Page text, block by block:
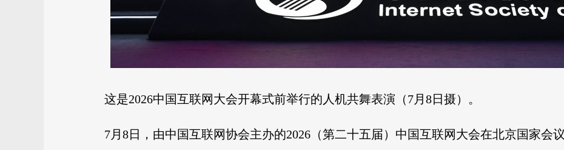
这是2026中国互联网大会开幕式前举行的人机共舞表演（7月8日摄）。
7月8日，由中国互联网协会主办的2026（第二十五届）中国互联网大会在北京国家会